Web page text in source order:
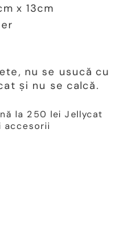
x 13cm
nu se usucă cu
și nu se calcă.
la 250 lei Jellycat
accesorii